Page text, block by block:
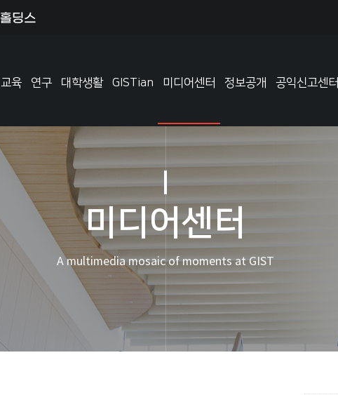
교육 연구 대학생활 GISTian 미디어센터 정보공개 공익신고센터
미디어센터
A multimedia mosaic of moments at GIST